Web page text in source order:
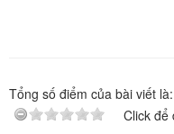
Tổng số điểm của bài viết là:
Click để